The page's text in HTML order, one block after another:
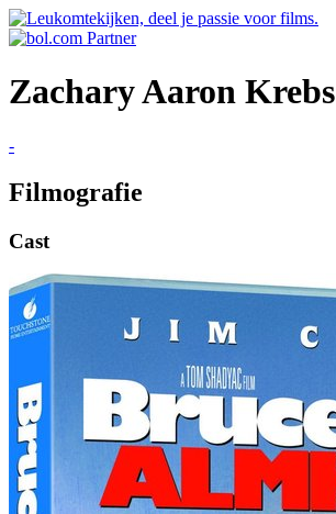
Zachary Aaron Krebs
-
Filmografie
Cast